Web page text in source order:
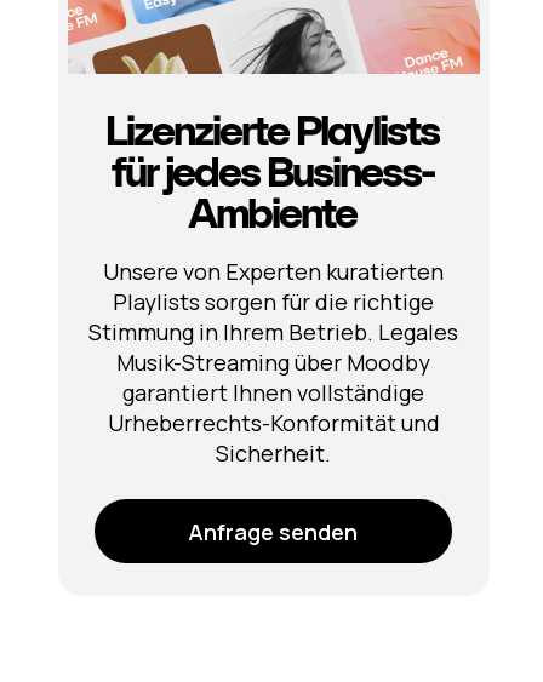
Anfrage senden
Unsere von Experten kuratierten
Playlists sorgen für die richtige
Stimmung in Ihrem Betrieb. Legales
Musik-Streaming über Moodby
garantiert Ihnen vollständige
Urheberrechts-Konformität und
Sicherheit.
Lizenzierte Playlists
für jedes Business-
Ambiente